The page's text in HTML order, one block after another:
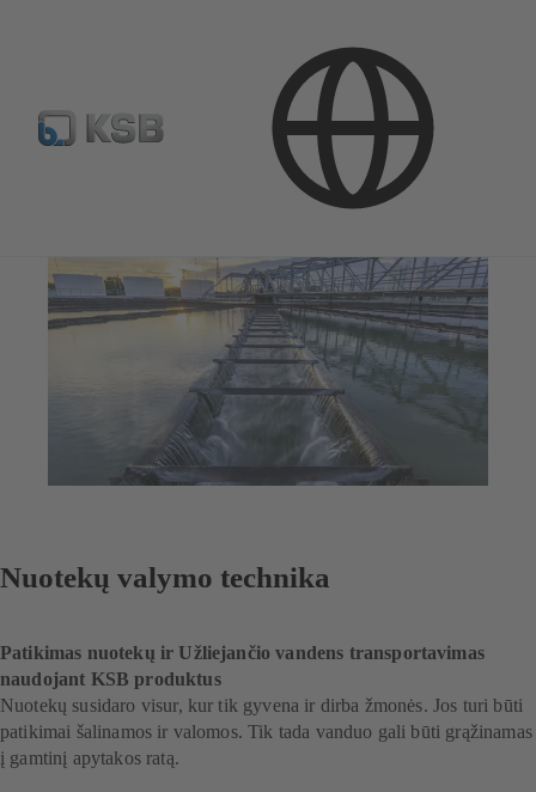
Nuotekų valymo technika
Nuotekų valymo technika
Patikimas nuotekų ir Užliejančio vandens transportavimas
naudojant KSB produktus
Nuotekų susidaro visur, kur tik gyvena ir dirba žmonės. Jos turi būti
patikimai šalinamos ir valomos. Tik tada vanduo gali būti grąžinamas
į gamtinį apytakos ratą.